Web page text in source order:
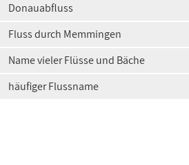
Donauabfluss
Fluss durch Memmingen
Name vieler Flüsse und Bäche
häufiger Flussname